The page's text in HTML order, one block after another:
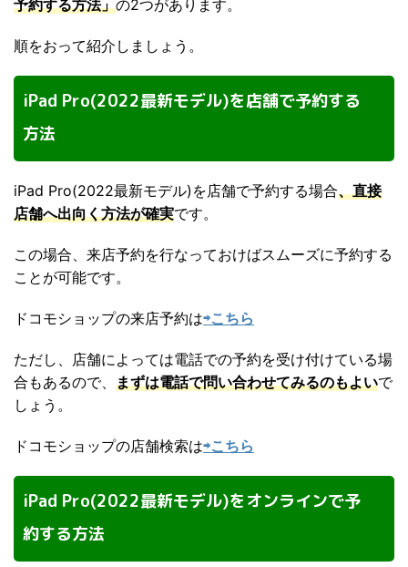
予約する方法」の2つがあります。
順をおって紹介しましょう。
iPad Pro(2022最新モデル)を店舗で予約する
方法
iPad Pro(2022最新モデル)を店舗で予約する場合、直接
店舗へ出向く方法が確実です。
この場合、来店予約を行なっておけばスムーズに予約する
ことが可能です。
ドコモショップの来店予約は⇨こちら
ただし、店舗によっては電話での予約を受け付けている場
合もあるので、 まずは電話で問い合わせてみるのもよいで
しょう。
ドコモショップの店舗検索は⇨こちら
iPad Pro(2022最新モデル)をオンラインで予
約する方法